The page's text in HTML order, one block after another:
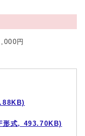
円
形式, 493.70KB)